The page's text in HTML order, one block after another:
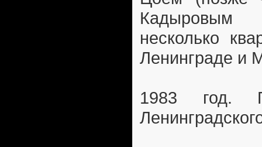
несколько
Ленинграде и
1983 год.